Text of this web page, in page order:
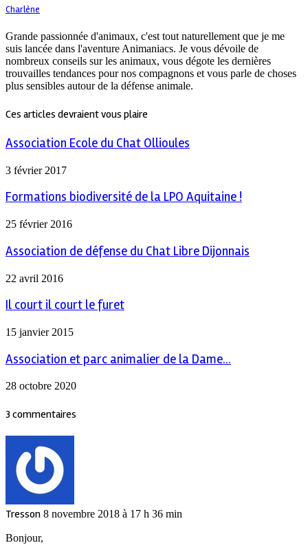
Charlène
Grande passionnée d'animaux, c'est tout naturellement que je me
suis lancée dans l'aventure Animaniacs. Je vous dévoile de
nombreux conseils sur les animaux, vous dégote les dernières
trouvailles tendances pour nos compagnons et vous parle de choses
plus sensibles autour de la défense animale.
Ces articles devraient vous plaire
Association Ecole du Chat Ollioules
3 février 2017
Formations biodiversité de la LPO Aquitaine !
25 février 2016
Association de défense du Chat Libre Dijonnais
22 avril 2016
Il court il court le furet
15 janvier 2015
Association et parc animalier de la Dame...
28 octobre 2020
3 commentaires
Tresson 8 novembre 2018 à 17 h 36 min
Bonjour,